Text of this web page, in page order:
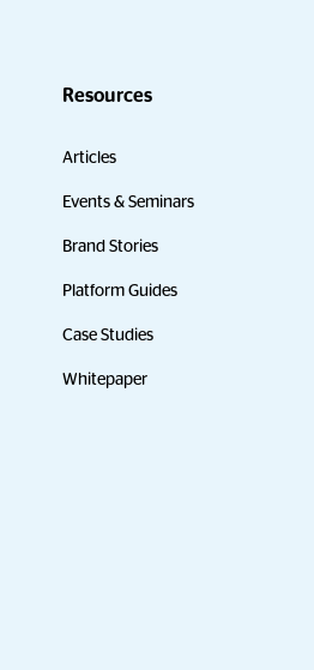
Resources
Articles
Events & Seminars
Brand Stories
Platform Guides
Case Studies
Whitepaper